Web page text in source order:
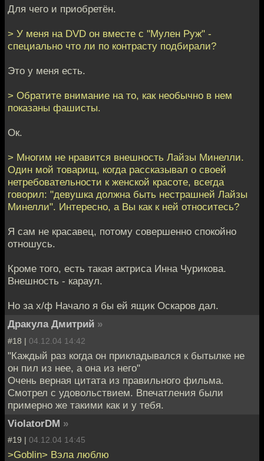
Для чего и приобретён.
> У меня на DVD он вместе с "Мулен Руж" -
специально что ли по контрасту подбирали?
Это у меня есть.
> Обратите внимание на то, как необычно в нем
показаны фашисты.
Ок.
> Многим не нравится внешность Лайзы Минелли.
Один мой товарищ, когда рассказывал о своей
нетребовательности к женской красоте, всегда
говорил: "девушка должна быть нестрашней Лайзы
Минелли". Интересно, а Вы как к ней относитесь?
Я сам не красавец, потому совершенно спокойно
отношусь.
Кроме того, есть такая актриса Инна Чурикова.
Внешность - караул.
Но за х/ф Начало я бы ей ящик Оскаров дал.
Дракула Дмитрий »
#18 | 04.12.04 14:42
"Каждый раз когда он прикладывался к бытылке не
он пил из нее, а она из него"
Очень верная цитата из правильного фильма.
Смотрел с удовольствием. Впечатления были
примерно же такими как и у тебя.
ViolatorDM »
#19 | 04.12.04 14:45
>Goblin> Вэла люблю